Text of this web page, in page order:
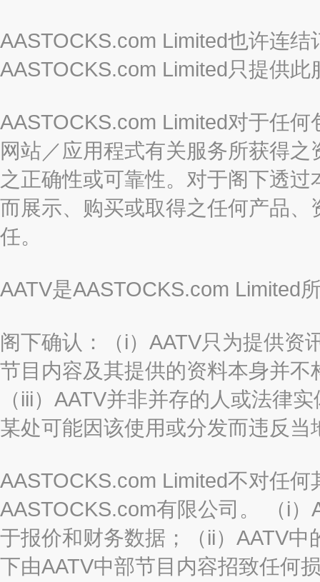
AASTOCKS.com Limited也许连
AASTOCKS.com Limited只提供
AASTOCKS.com Limited对于任
网站／应用程式有关服务所获得
之正确性或可靠性。对于阁下透
而展示、购买或取得之任何产品
任。
AATV是AASTOCKS.com Limited
阁下确认：（i）AATV只为提供资
节目内容及其提供的资料本身并
（iii）AATV并非并存的人或法律
某处可能因该使用或分发而违反当
AASTOCKS.com Limited不对任
AASTOCKS.com有限公司。 （i
于报价和财务数据；（ii）AATV
下由AATV中部节目内容招致任何